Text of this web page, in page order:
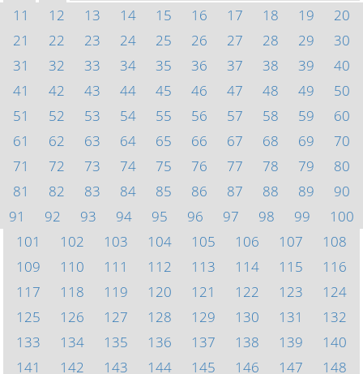
11
12 13 14 15 16 17 18 19
20
21
22 23 24 25 26 27 28 29
30
31
32 33 34 35 36 37 38 39
40
41
42 43 44 45 46 47 48 49
50
51
52 53 54 55 56 57 58 59
60
61
62 63 64 65 66 67 68 69
70
71
72 73 74 75 76 77 78 79
80
81
82 83 84 85 86 87 88 89
90
91
92 93 94 95 96 97 98 99
100
101
102 103 104 105 106 107
108
109
110 111 112 113 114 115
116
117
118 119 120 121 122 123
124
125
126 127 128 129 130 131
132
133
134 135 136 137 138 139
140
141
142 143 144 145 146 147
148